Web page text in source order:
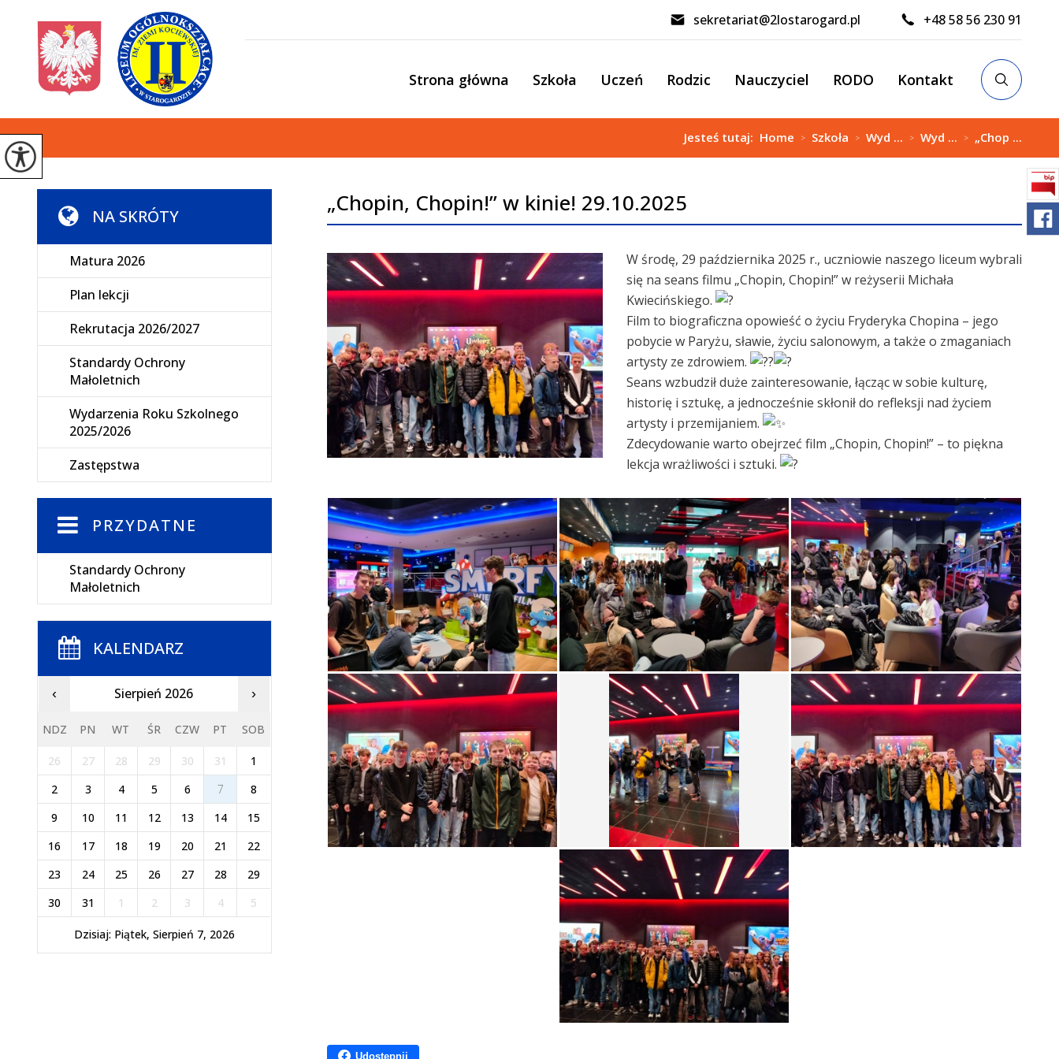
sekretariat@2lostarogard.pl +48 58 56 230 91
Strona główna Szkoła Uczeń Rodzic Nauczyciel RODO Kontakt
Jesteś tutaj: Home > Szkoła > Wyd ... > Wyd ... > „Chop ...
„Chopin, Chopin!” w kinie! 29.10.2025
W środę, 29 października 2025 r., uczniowie naszego liceum wybrali
się na seans filmu „Chopin, Chopin!” w reżyserii Michała
Kwiecińskiego.
Film to biograficzna opowieść o życiu Fryderyka Chopina – jego
pobycie w Paryżu, sławie, życiu salonowym, a także o zmaganiach
artysty ze zdrowiem.
Seans wzbudził duże zainteresowanie, łącząc w sobie kulturę,
historię i sztukę, a jednocześnie skłonił do refleksji nad życiem
artysty i przemijaniem.
Zdecydowanie warto obejrzeć film „Chopin, Chopin!” – to piękna
lekcja wrażliwości i sztuki.
Udostępnij
NA SKRÓTY
Matura 2026
Plan lekcji
Rekrutacja 2026/2027
Standardy Ochrony
Małoletnich
Wydarzenia Roku Szkolnego
2025/2026
Zastępstwa
PRZYDATNE
Standardy Ochrony
Małoletnich
KALENDARZ
‹ Sierpień 2026 ›
NDZ PN WT ŚR CZW PT SOB
26 27 28 29 30 31
1
2
3 4 5 6 7
8
9
10 11 12 13 14
15
16
17 18 19 20 21
22
23
24 25 26 27 28
29
30
31 1 2 3 4 5
Dzisiaj: Piątek, Sierpień 7, 2026